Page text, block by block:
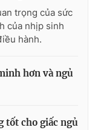
trọng của sức
của nhịp sinh
hành.
hơn và ngủ
tốt cho giấc ngủ